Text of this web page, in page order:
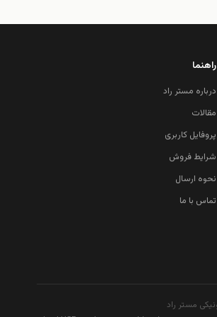
راهنما
درباره مستر راد
مقالات
پروفایل کاربری
شرایط فروش
نحوه ارسال
تماس با ما